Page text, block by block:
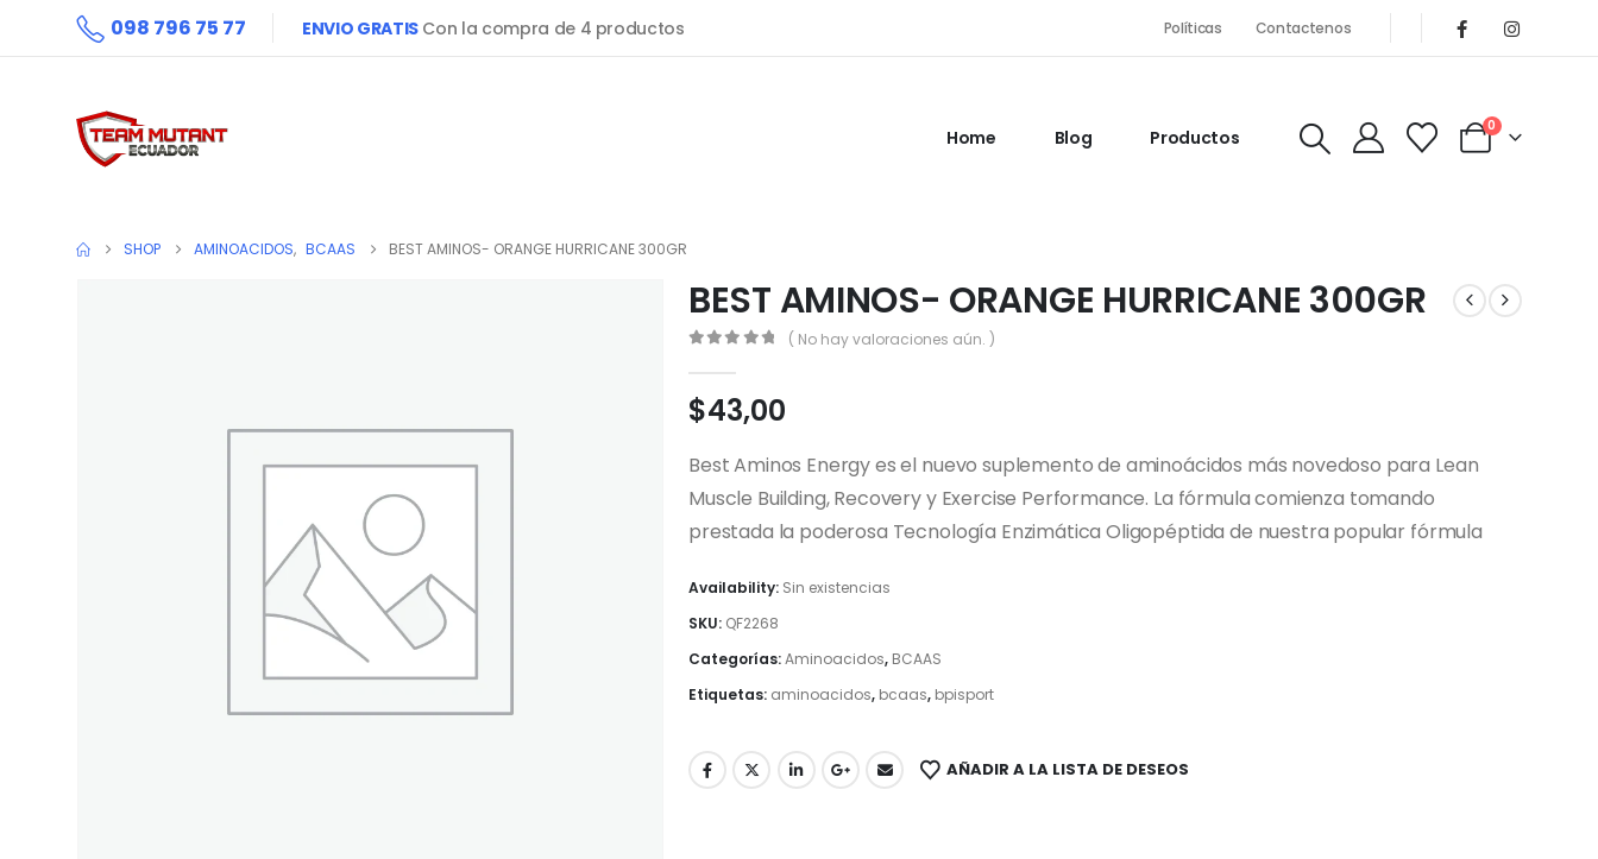
098 796 75 77 ENVIO GRATISCon la compra de 4 productos Políticas Contactenos
Home Blog Productos
0
SHOP AMINOACIDOS, BCAAS BEST AMINOS- ORANGE HURRICANE 300GR
BEST AMINOS- ORANGE HURRICANE 300GR
( No hay valoraciones aún. )
$43,00
Best Aminos Energy es el nuevo suplemento de aminoácidos más novedoso para Lean
Muscle Building, Recovery y Exercise Performance. La fórmula comienza tomando
prestada la poderosa Tecnología Enzimática Oligopéptida de nuestra popular fórmula
Availability: Sin existencias
SKU: QF2268
Categorías:Aminoacidos, BCAAS
Etiquetas: aminoacidos, bcaas, bpisport
AÑADIR A LA LISTA DE DESEOS